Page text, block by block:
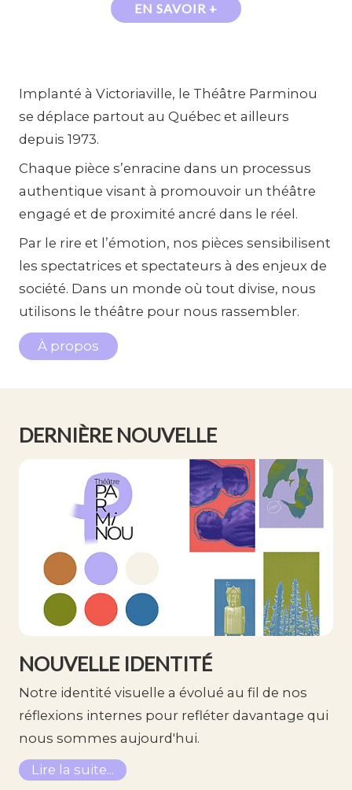
EN SAVOIR +
Implanté à Victoriaville, le Théâtre Parminou
se déplace partout au Québec et ailleurs
depuis 1973.
Chaque pièce s’enracine dans un processus
authentique visant à promouvoir un théâtre
engagé et de proximité ancré dans le réel.
Par le rire et l’émotion, nos pièces sensibilisent
les spectatrices et spectateurs à des enjeux de
société. Dans un monde où tout divise, nous
utilisons le théâtre pour nous rassembler.
À propos
DERNIÈRE NOUVELLE
NOUVELLE IDENTITÉ
Notre identité visuelle a évolué au fil de nos
réflexions internes pour refléter davantage qui
nous sommes aujourd'hui.
Lire la suite...